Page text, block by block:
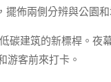
佈兩側分辨與公園和
碳建筑的新標桿。夜
游客前來打卡。